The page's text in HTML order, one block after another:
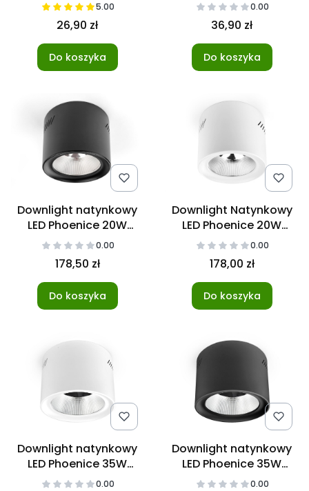
5.00
26,90 zł
Do koszyka
0.00
36,90 zł
Do koszyka
Downlight natynkowy
LED Phoenice 20W
3000-5700K czarny
0.00
178,50 zł
Do koszyka
Downlight Natynkowy
LED Phoenice 20W
3000K-5700K
0.00
178,00 zł
Do koszyka
Downlight natynkowy
LED Phoenice 35W
3000-5700K biały
0.00
Downlight natynkowy
LED Phoenice 35W
3000-5700K czarny
0.00